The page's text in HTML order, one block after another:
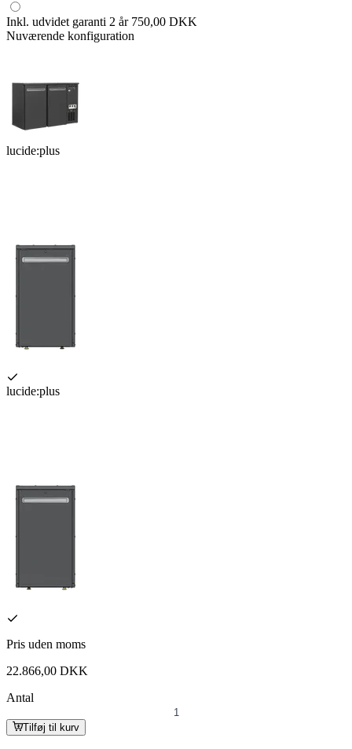
Inkl. udvidet garanti 2 år 750,00 DKK
Nuværende konfiguration
lucide:plus
lucide:plus
Pris uden moms
22.866,00 DKK
Antal
Tilføj til kurv